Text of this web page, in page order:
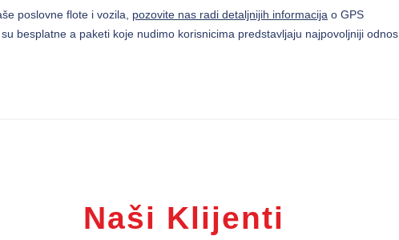
poslovne flote i vozila, pozovite nas radi detaljnijih informacija o GPS
besplatne a paketi koje nudimo korisnicima predstavljaju najpovoljniji odnos
Naši Klijenti